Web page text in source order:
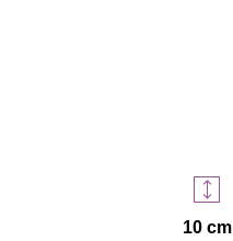
10 cm